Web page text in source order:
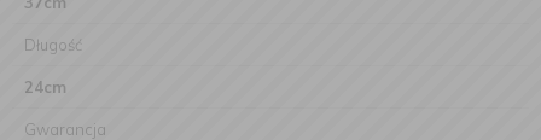
Długość
24cm
Gwarancja